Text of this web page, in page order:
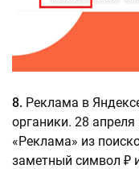
8. Реклама в
органики. 28
«Реклама» из
заметный символ ₽